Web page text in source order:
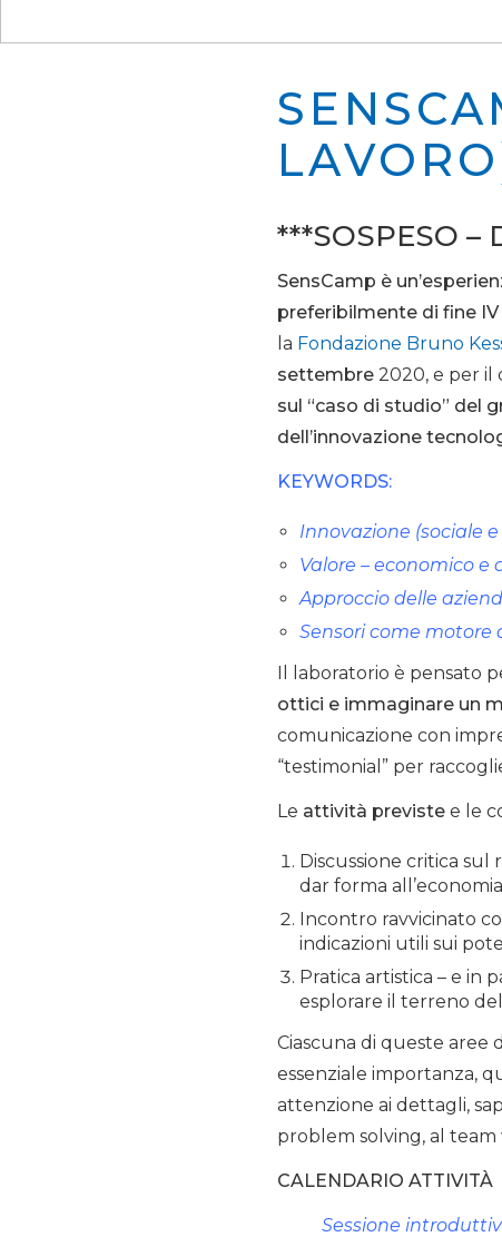
***SOSPESO –
SensCamp è
preferibilmente di fine
la Fondazione Bruno
settembre2020, e per il
sul “caso di studio” del
dell’innovazione
KEYWORDS:
Innovazione (sociale
Valore – economico e
Approccio delle
Sensori come motore
Il laboratorio è pensato
ottici e immaginare un
comunicazione con
“testimonial” per
Le attività previstee le
Discussione critica
dar forma
Incontro ravvicinato
indicazioni utili sui
Pratica artistica – e in
esplorare il terreno
Ciascuna di queste aree
essenziale importanza,
attenzione ai dettagli,
problem solving, al
CALENDARIO ATTIVITÀ
Sessione